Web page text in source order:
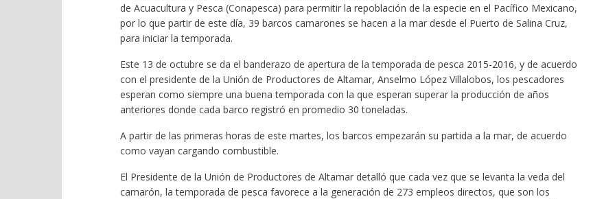
de Acuacultura y Pesca (Conapesca) para permitir la repoblación de la especie en el Pacífico Mexicano,
por lo que partir de este día, 39 barcos camarones se hacen a la mar desde el Puerto de Salina Cruz,
para iniciar la temporada.
Este 13 de octubre se da el banderazo de apertura de la temporada de pesca 2015-2016, y de acuerdo
con el presidente de la Unión de Productores de Altamar, Anselmo López Villalobos, los pescadores
esperan como siempre una buena temporada con la que esperan superar la producción de años
anteriores donde cada barco registró en promedio 30 toneladas.
A partir de las primeras horas de este martes, los barcos empezarán su partida a la mar, de acuerdo
como vayan cargando combustible.
El Presidente de la Unión de Productores de Altamar detalló que cada vez que se levanta la veda del
camarón, la temporada de pesca favorece a la generación de 273 empleos directos, que son los